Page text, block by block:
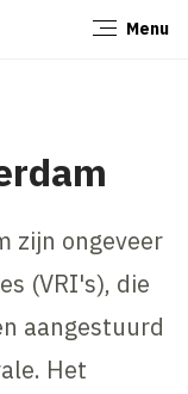
Menu
zijn ongeveer
(VRI's), die
aangestuurd
Het
Sluiten